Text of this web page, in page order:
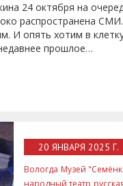
24 октября на
распространена
И опять хотим в
прошлое…
20 ЯНВАРЯ 2025 Г.
Вологда Музей
народный театр